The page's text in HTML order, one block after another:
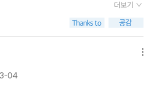
큐멘터리는 관객에게 감동이나 깨달음을
픔 무게를 고스란히 독자의 가슴에 안겨 주
다고 합니다. 도시가 바쁘고 복잡한 공간
에 살아가는 시민들, 사람들의 세상에서 동
. 사람처럼 차려입고 도시에 적응해 사는
라는 이름은 여우들만 발음할 수 있는 말로
렇게 봐서 그런지 여우는 왠지 쓸쓸해 보
더보기
04